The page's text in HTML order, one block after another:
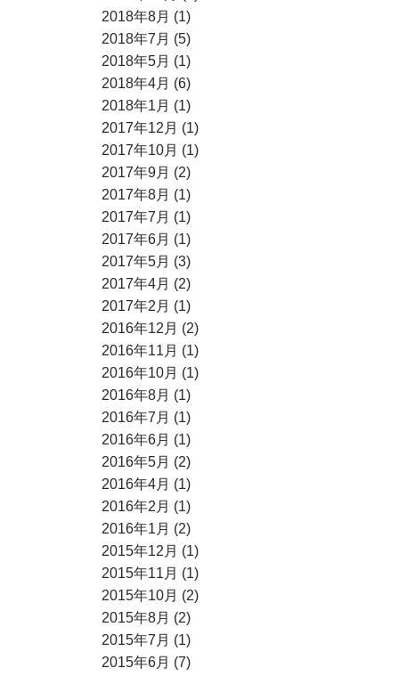
2018年8月 (1)
2018年7月 (5)
2018年5月 (1)
2018年4月 (6)
2018年1月 (1)
2017年12月 (1)
2017年10月 (1)
2017年9月 (2)
2017年8月 (1)
2017年7月 (1)
2017年6月 (1)
2017年5月 (3)
2017年4月 (2)
2017年2月 (1)
2016年12月 (2)
2016年11月 (1)
2016年10月 (1)
2016年8月 (1)
2016年7月 (1)
2016年6月 (1)
2016年5月 (2)
2016年4月 (1)
2016年2月 (1)
2016年1月 (2)
2015年12月 (1)
2015年11月 (1)
2015年10月 (2)
2015年8月 (2)
2015年7月 (1)
2015年6月 (7)